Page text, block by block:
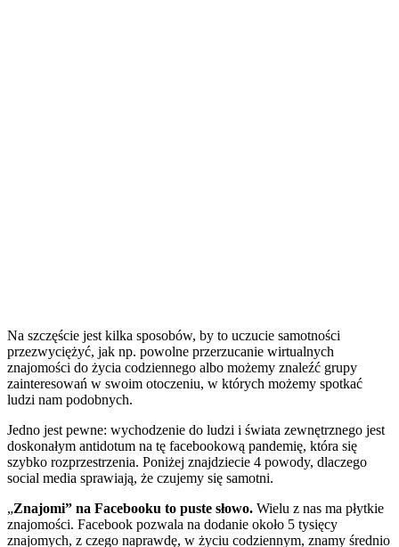
Na szczęście jest kilka sposobów, by to uczucie samotności
przezwyciężyć, jak np. powolne przerzucanie wirtualnych
znajomości do życia codziennego albo możemy znaleźć grupy
zainteresowań w swoim otoczeniu, w których możemy spotkać
ludzi nam podobnych.
Jedno jest pewne: wychodzenie do ludzi i świata zewnętrznego jest
doskonałym antidotum na tę facebookową pandemię, która się
szybko rozprzestrzenia. Poniżej znajdziecie 4 powody, dlaczego
social media sprawiają, że czujemy się samotni.
„Znajomi” na Facebooku to puste słowo. Wielu z nas ma płytkie
znajomości. Facebook pozwala na dodanie około 5 tysięcy
znajomych, z czego naprawdę, w życiu codziennym, znamy średnio